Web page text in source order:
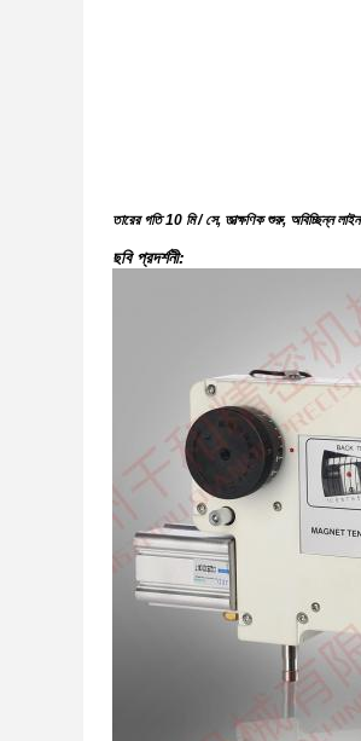
তারের গতি 10 মি / সে, তাত্ক্ষণিক শুরু, অবিচ্ছিন্ন
ছবি প্রদর্শনী: